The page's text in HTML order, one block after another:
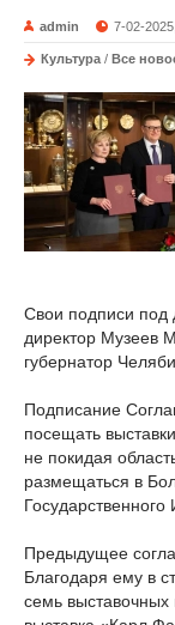
admin 7-02-
Культура / Все
Свои подписи под
директор Музеев
губернатор
Подписание
посещать
не покидая
размещаться в
Предыдущее
Благодаря ему в
семь